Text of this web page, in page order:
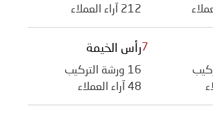
212 آراء العملاء
7رأس الخيمة
16 ورشة التركيب
48 آراء العملاء